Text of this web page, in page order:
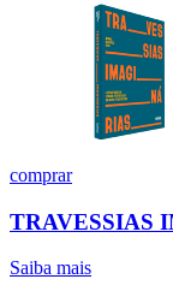
comprar
TRAVESSIAS
Saiba mais